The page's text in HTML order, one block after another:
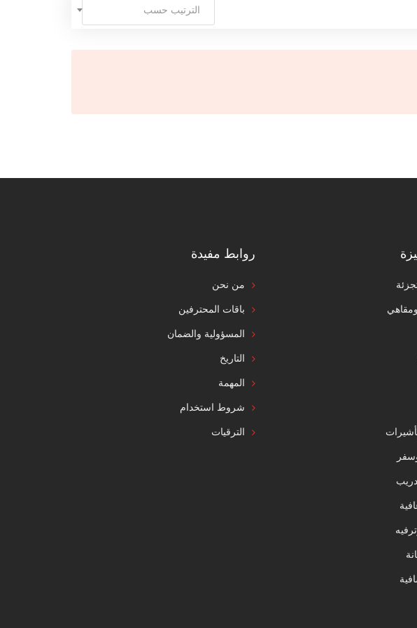
الترتيب حسب
روابط مفيدة
من نحن
باقات المحترفين
المسؤولية والضمان
التاريخ
المهمة
شروط استخدام
الترقيات